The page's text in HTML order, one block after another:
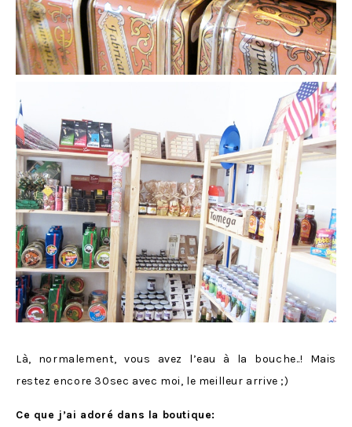
Là, normalement, vous avez l’eau à la bouche..! Mais
restez encore 30sec avec moi, le meilleur arrive ;)
Ce que j’ai adoré dans la boutique: